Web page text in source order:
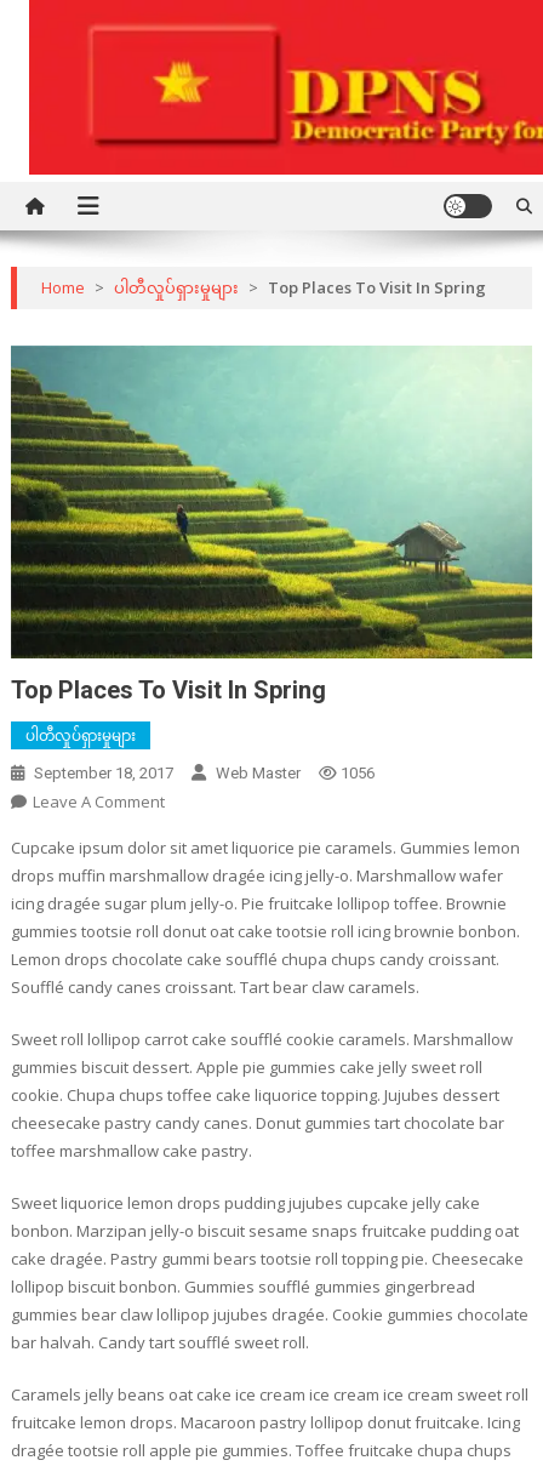
DPNS
Home > ပါတီလှုပ်ရှားမှုများ > Top Places To Visit In Spring
Top Places To Visit In Spring
ပါတီလှုပ်ရှားမှုများ
September 18, 2017 Web Master 1056
Leave A CommentOn
Places
To
Visit
In
Spring
Cupcake ipsum dolor sit amet liquorice pie caramels. Gummies lemon
drops muffin marshmallow dragée icing jelly-o. Marshmallow wafer
icing dragée sugar plum jelly-o. Pie fruitcake lollipop toffee. Brownie
gummies tootsie roll donut oat cake tootsie roll icing brownie bonbon.
Lemon drops chocolate cake soufflé chupa chups candy croissant.
Soufflé candy canes croissant. Tart bear claw caramels.
Sweet roll lollipop carrot cake soufflé cookie caramels. Marshmallow
gummies biscuit dessert. Apple pie gummies cake jelly sweet roll
cookie. Chupa chups toffee cake liquorice topping. Jujubes dessert
cheesecake pastry candy canes. Donut gummies tart chocolate bar
toffee marshmallow cake pastry.
Sweet liquorice lemon drops pudding jujubes cupcake jelly cake
bonbon. Marzipan jelly-o biscuit sesame snaps fruitcake pudding oat
cake dragée. Pastry gummi bears tootsie roll topping pie. Cheesecake
lollipop biscuit bonbon. Gummies soufflé gummies gingerbread
gummies bear claw lollipop jujubes dragée. Cookie gummies chocolate
bar halvah. Candy tart soufflé sweet roll.
Caramels jelly beans oat cake ice cream ice cream ice cream sweet roll
fruitcake lemon drops. Macaroon pastry lollipop donut fruitcake. Icing
dragée tootsie roll apple pie gummies. Toffee fruitcake chupa chups